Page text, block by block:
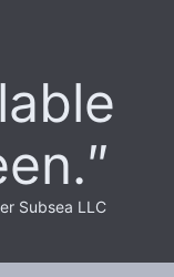
Subsea LLC